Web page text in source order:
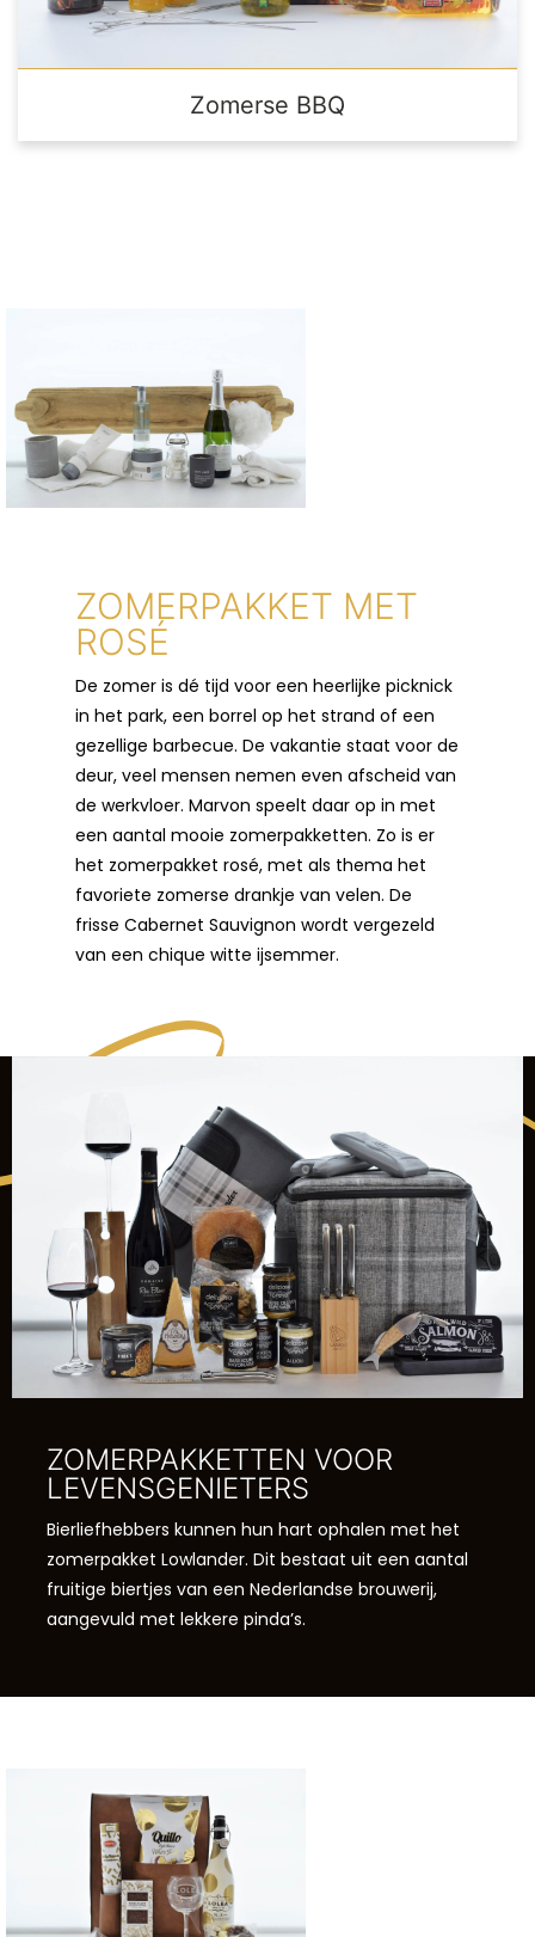
Zomerse BBQ
ZOMERPAKKET MET
ROSÉ
De zomer is dé tijd voor een heerlijke picknick
in het park, een borrel op het strand of een
gezellige barbecue. De vakantie staat voor de
deur, veel mensen nemen even afscheid van
de werkvloer. Marvon speelt daar op in met
een aantal mooie zomerpakketten. Zo is er
het zomerpakket rosé, met als thema het
favoriete zomerse drankje van velen. De
frisse Cabernet Sauvignon wordt vergezeld
van een chique witte ijsemmer.
ZOMERPAKKETTEN VOOR
LEVENSGENIETERS
Bierliefhebbers kunnen hun hart ophalen met het
zomerpakket Lowlander. Dit bestaat uit een aantal
fruitige biertjes van een Nederlandse brouwerij,
aangevuld met lekkere pinda’s.